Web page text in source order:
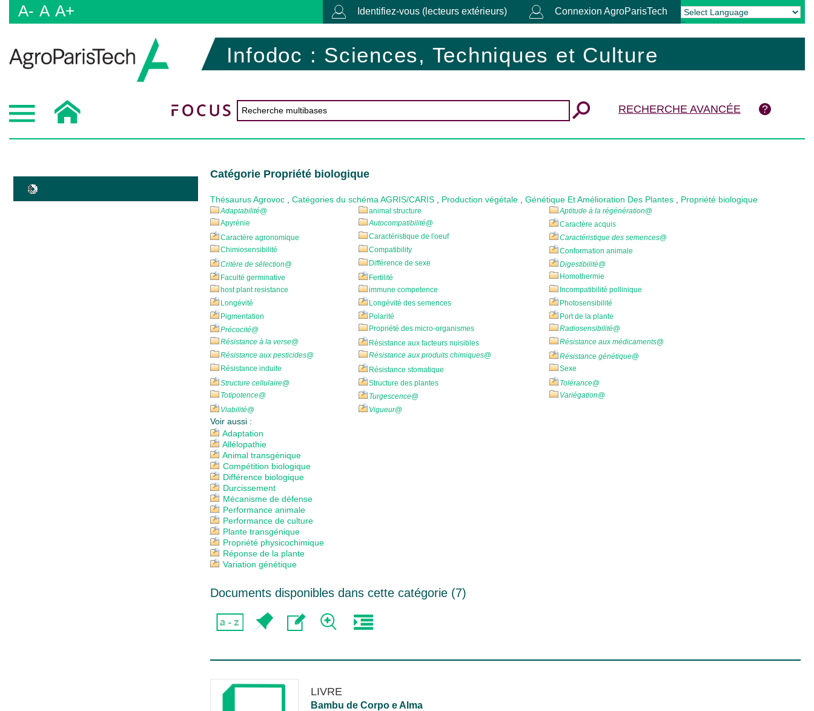
A- A A+ Identifiez-vous (lecteurs extérieurs) Connexion AgroParisTech
Powered by Translate
Infodoc : Sciences, Techniques et Culture
RECHERCHE AVANCÉE
Catégorie Propriété biologique
Thésaurus Agrovoc Catégories du schéma AGRIS/CARIS Production végétale Génétique Et Amélioration Des Plantes Propriété biologique
Adaptabilité@ animal structure Aptitude à la régénération@
Apyrénie
Autocompatibilité@
Caractère acquis
Caractère agronomique
Caractéristique de l'oeuf Caractéristique des semences@
Chimiosensibilité
Compatibility
Conformation animale
Critère de sélection@ Différence de sexe Digestibilité@
Faculté germinative
Fertilité
Homothermie
host plant resistance
immune competence
Incompatibilité pollinique
Longévité
Longévité des semences
Photosensibilité
Pigmentation
Polarité
Port de la plante
Précocité@ Propriété des micro-organismes Radiosensibilité@
Résistance à la verse@ Résistance aux facteurs nuisibles Résistance aux médicaments@
Résistance aux pesticides@ Résistance aux produits chimiques@ Résistance génétique@
Résistance induite
Résistance stomatique
Sexe
Structure cellulaire@ Structure des plantes Tolérance@
Totipotence@ Turgescence@ Variégation@
Viabilité@ Vigueur@
Voir aussi :
Adaptation
Allélopathie
Animal transgénique
Compétition biologique
Différence biologique
Durcissement
Mécanisme de défense
Performance animale
Performance de culture
Plante transgénique
Propriété physicochimique
Réponse de la plante
Variation génétique
Documents disponibles dans cette catégorie (7)
LIVRE
Bambu de Corpo e Alma